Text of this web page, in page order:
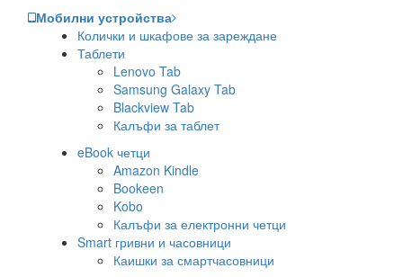
Мобилни устройства
Колички и шкафове за зареждане
Таблети
Lenovo Tab
Samsung Galaxy Tab
Blackview Tab
Калъфи за таблет
eBook четци
Amazon Kindle
Bookeen
Kobo
Калъфи за електронни четци
Smart гривни и часовници
Каишки за смартчасовници